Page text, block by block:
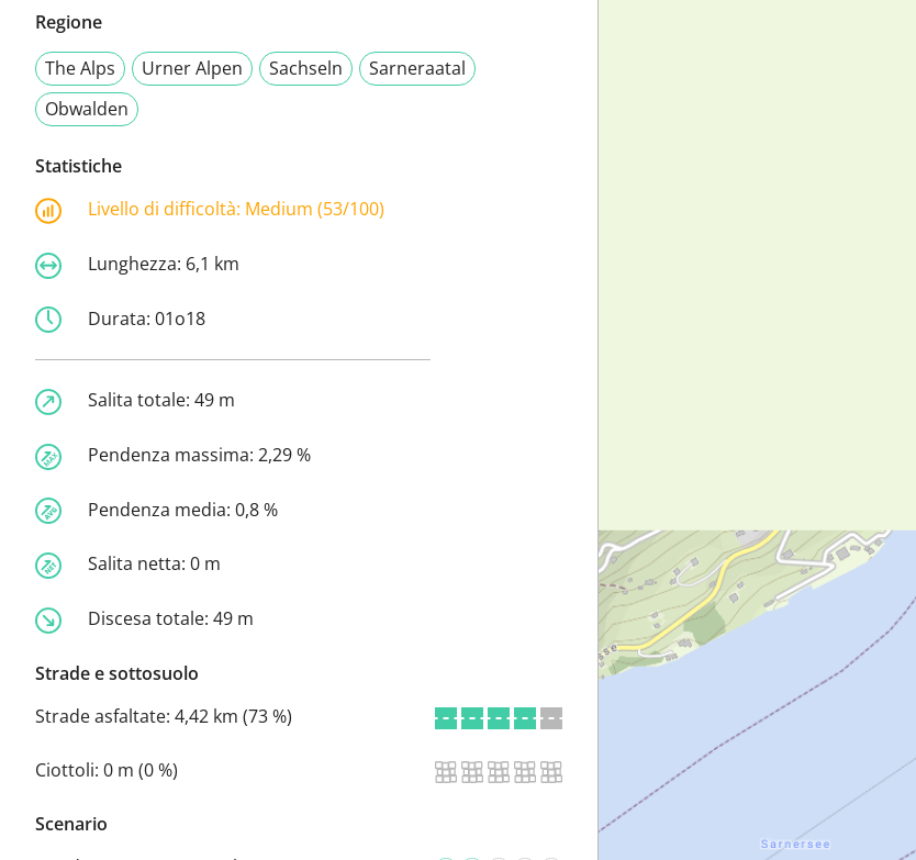
Regione
The Alps
Urner Alpen Sachseln
Sarneraatal
Obwalden
Statistiche
Livello di difficoltà: Medium (53/100)
Lunghezza: 6,1 km
Durata: 01o18
Salita totale: 49 m
Pendenza massima: 2,29 %
Pendenza media: 0,8 %
Salita netta: 0 m
Discesa totale: 49 m
Strade e sottosuolo
Strade asfaltate: 4,42 km (73 %)
Ciottoli: 0 m (0 %)
Scenario